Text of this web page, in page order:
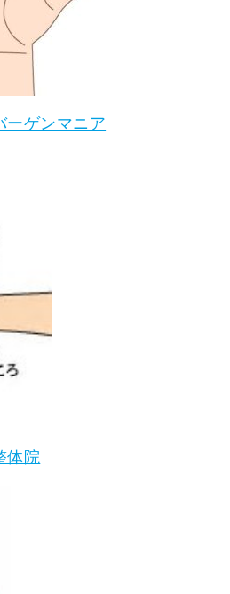
ーゲンマニア
体院